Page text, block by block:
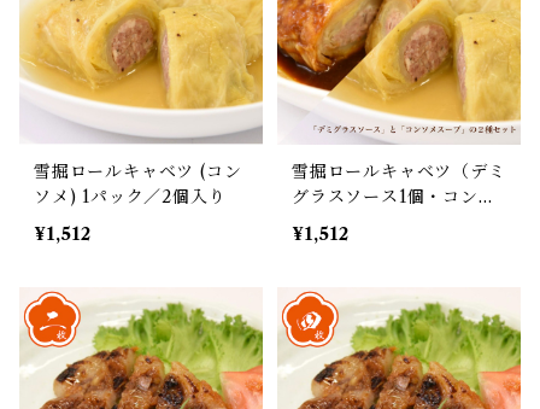
雪掘ロールキャベツ (コン
ソメ) 1パック／2個入り
¥1,512
雪掘ロールキャベツ（デミ
グラスソース1個・コンソ
メ1個）2種セット
¥1,512